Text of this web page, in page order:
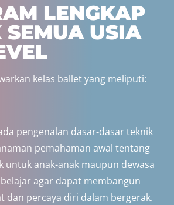
LENGKAP
SEMUA USIA
kelas ballet yang meliputi:
pengenalan dasar-dasar teknik
pemahaman awal tentang
untuk anak-anak maupun dewasa
agar dapat membangun
dan percaya diri dalam bergerak.